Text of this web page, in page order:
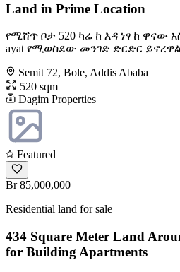
Land in Prime Location
የሚሸጥ ቦታ ️520 ካሬ ️ከ እዳ ነፃ ️ከ ዋናው
ayat የሚወስደው መንገድ ️ድርድር ይኖረዋል
Semit 72, Bole, Addis Ababa
520 sqm
Dagim Properties
Featured
Br 85,000,000
Residential land for sale
434 Square Meter Land
for Building Apartments